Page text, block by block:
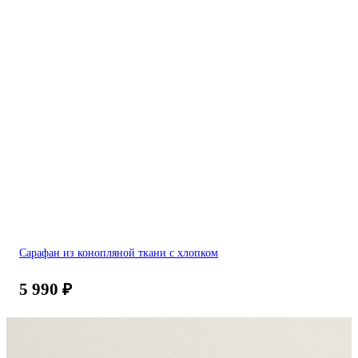
Сарафан из конопляной ткани с хлопком
5 990 ₽